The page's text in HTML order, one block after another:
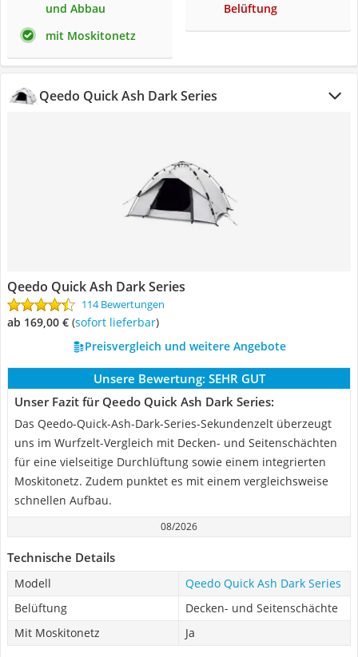
und Abbau
mit Moskitonetz
Belüftung
Qeedo Quick Ash Dark Series
Qeedo Quick Ash Dark Series
114 Bewertungen
ab 169,00 € ( Sofort lieferbar)
Preisvergleich und weitere Angebote
Unsere Bewertung: SEHR GUT
Unser Fazit für Qeedo Quick Ash Dark Series:
Das Qeedo-Quick-Ash-Dark-Series-Sekundenzelt überzeugt
uns im Wurfzelt-Vergleich mit Decken- und Seitenschächten
für eine vielseitige Durchlüftung sowie einem integrierten
Moskitonetz. Zudem punktet es mit einem vergleichsweise
schnellen Aufbau.
08/2026
Technische Details
Modell
Qeedo Quick Ash Dark Series
Belüftung
Decken- und Seitenschächte
Mit Moskitonetz
Ja